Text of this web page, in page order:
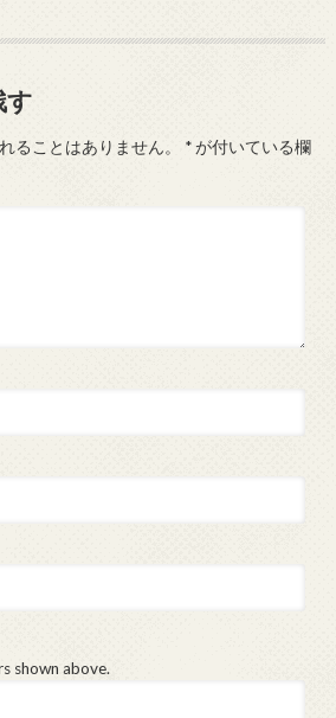
す
ることはありません。 *が付いている欄
shown above.